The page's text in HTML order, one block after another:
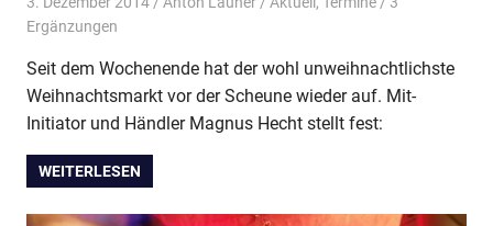
Ergänzungen
Seit dem Wochenende hat der wohl unweihnachtlichste
Weihnachtsmarkt vor der Scheune wieder auf. Mit-
Initiator und Händler Magnus Hecht stellt fest:
WEITERLESEN